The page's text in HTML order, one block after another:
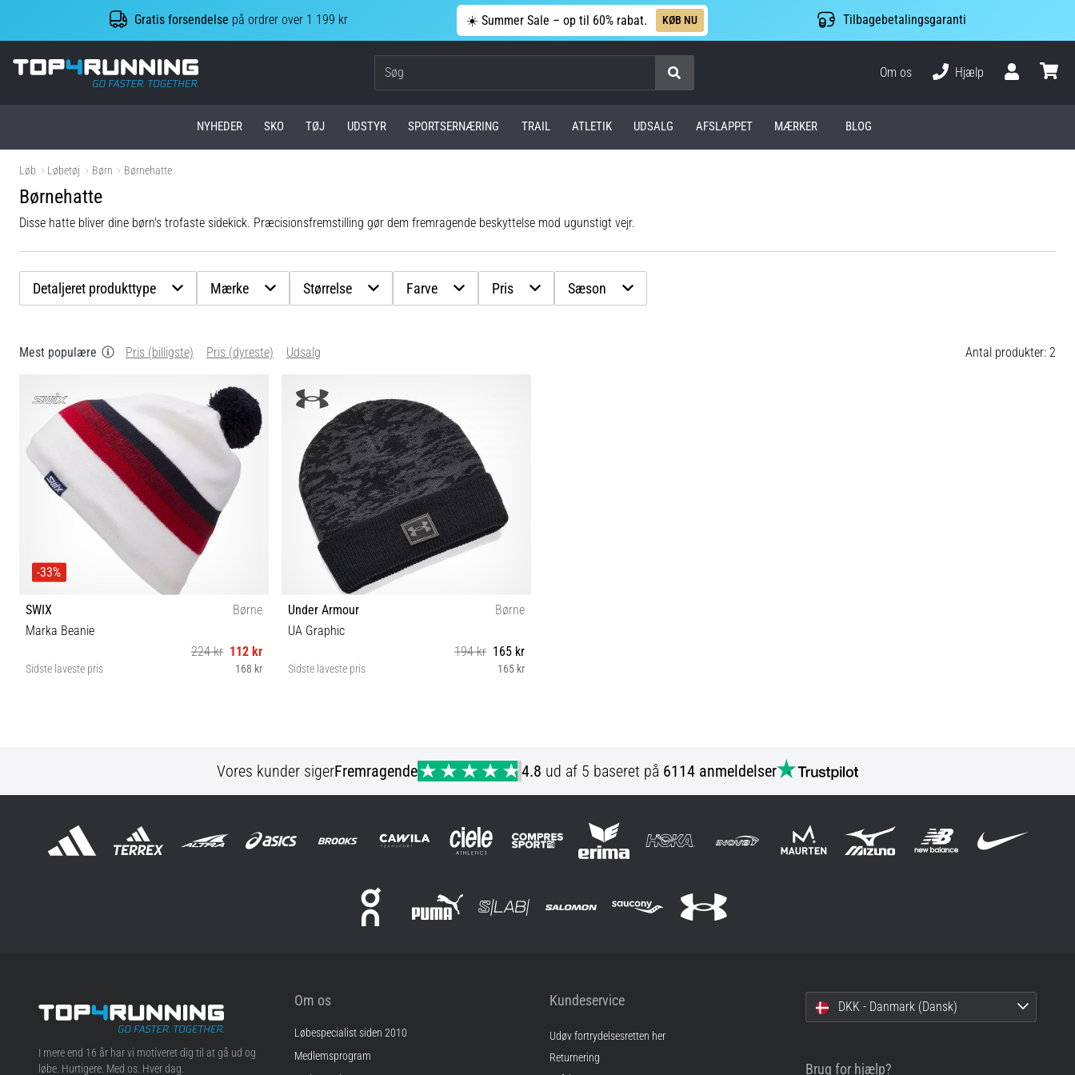
Gratis forsendelse på ordrer over 1 199 kr ☀️ Summer Sale – op til 60% rabat. KØB NU Tilbagebetalingsgaranti
Top4Running.dk
Om os
Hjælp
NYHEDER SKO TØJ UDSTYR SPORTSERNÆRING TRAIL ATLETIK UDSALG AFSLAPPET MÆRKER BLOG
Løb Løbetøj Børn Børnehatte
Børnehatte
Disse hatte bliver dine børn's trofaste sidekick. Præcisionsfremstilling gør dem fremragende beskyttelse mod ugunstigt vejr.
Detaljeret produkttype Mærke Størrelse Farve Pris Sæson
Mest populære Pris (billigste) Pris (dyreste) Udsalg Antal produkter: 2
-33%
SWIX
Børne
Marka Beanie
224 kr 112 kr
Sidste laveste pris 168 kr
Under Armour
Børne
UA Graphic
194 kr 165 kr
Sidste laveste pris 165 kr
Vores kunder sigerFremragende 4.8 ud af 5 baseret på 6114 anmeldelser
Top4Running.dk
I mere end 16 år har vi motiveret dig til at gå ud og
løbe. Hurtigere. Med os. Hver dag.
Om os
Løbespecialist siden 2010
Medlemsprogram
Kundeservice
Udøv fortrydelsesretten her
Returnering
DKK - Danmark (Dansk)
Brug for hjælp?